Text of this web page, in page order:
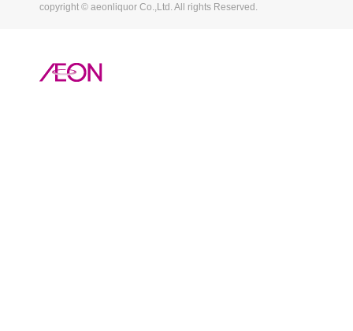
copyright © aeonliquor Co.,Ltd. All rights Reserved.